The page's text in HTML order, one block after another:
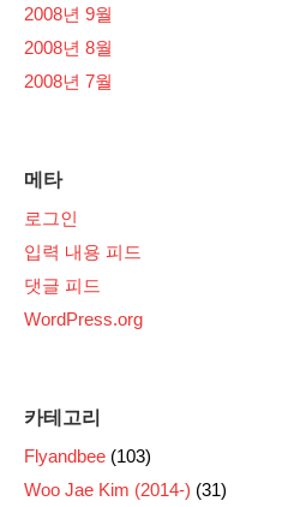
2008년 9월
2008년 8월
2008년 7월
메타
로그인
입력 내용 피드
댓글 피드
WordPress.org
카테고리
Flyandbee (103)
Woo Jae Kim (2014-) (31)